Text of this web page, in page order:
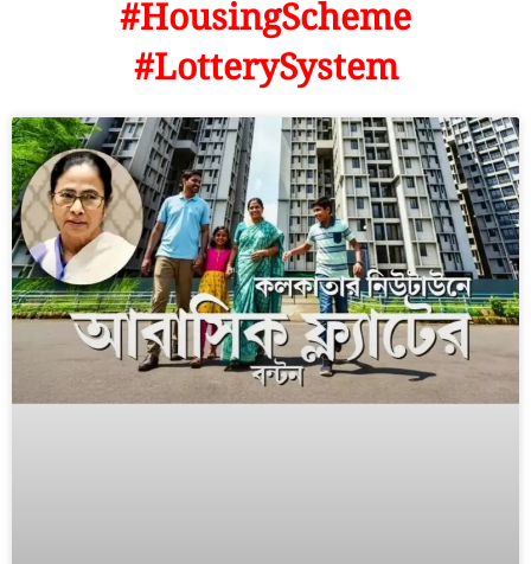
#HousingScheme
#LotterySystem